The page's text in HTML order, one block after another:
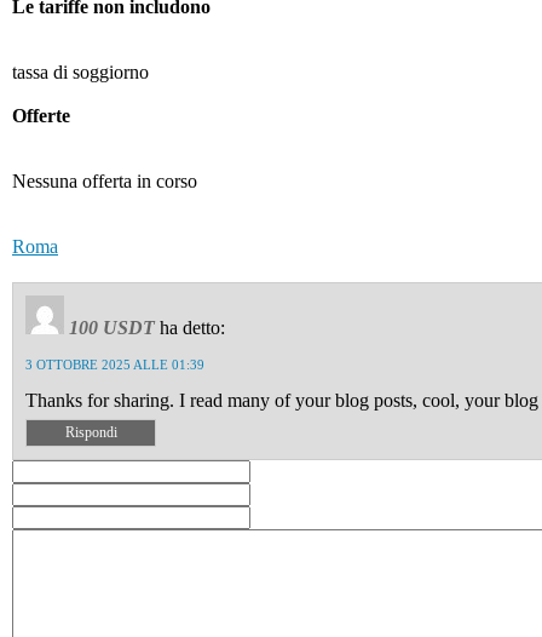
Le tariffe non includono
tassa di soggiorno
Offerte
Nessuna offerta in corso
Roma
100 USDT ha detto:
3 OTTOBRE 2025 ALLE 01:39
Thanks for sharing. I read many of your blog posts, cool, your
Rispondi